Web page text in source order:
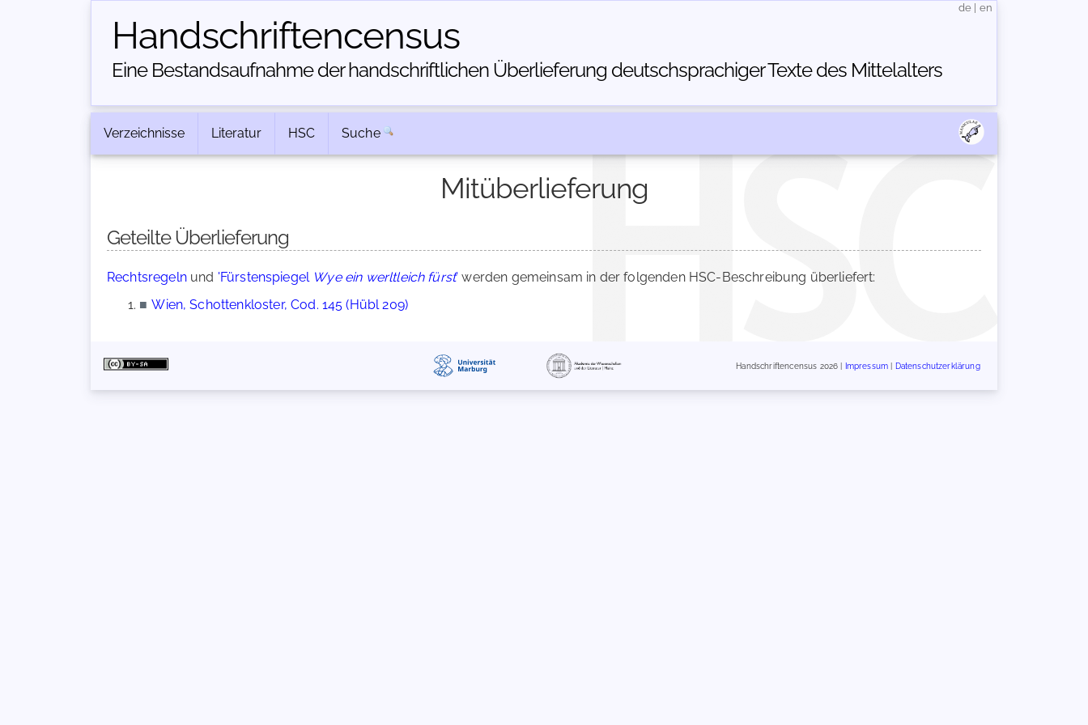
Handschriften­census
Eine Bestandsaufnahme der handschriftlichen Über­lieferung deutschsprachiger Texte des Mittelalters
de en
Verzeichnisse Literatur HSC Suche
Mitüberlieferung
Geteilte Überlieferung
Rechtsregelnund 'Fürstenspiegel Wye ein werltleich fürst' werden gemeinsam in der folgenden HSC-Beschreibung überliefert:
■ Wien, Schottenkloster, Cod. 145 (Hübl 209)
Handschriftencensus 2026 | Impressum Datenschutzerklärung